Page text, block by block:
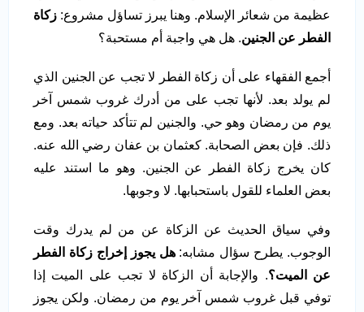
عظيمة من شعائر الإسلام. وهنا يبرز تساؤل مشروع: زكاة
الفطر عن الجنين. هل هي واجبة أم مستحبة؟
أجمع الفقهاء على أن زكاة الفطر لا تجب عن الجنين الذي
لم يولد بعد. لأنها تجب على من أدرك غروب شمس آخر
يوم من رمضان وهو حي. والجنين لم تتأكد حياته بعد. ومع
ذلك. فإن بعض الصحابة. كعثمان بن عفان رضي الله عنه.
كان يخرج زكاة الفطر عن الجنين. وهو ما استند عليه
بعض العلماء للقول باستحبابها. لا وجوبها.
وفي سياق الحديث عن الزكاة عن من لم يدرك وقت
الوجوب. يطرح سؤال مشابه:هل يجوز إخراج زكاة الفطر
عن الميت؟. والإجابة أن الزكاة لا تجب على الميت إذا
توفي قبل غروب شمس آخر يوم من رمضان. ولكن يجوز